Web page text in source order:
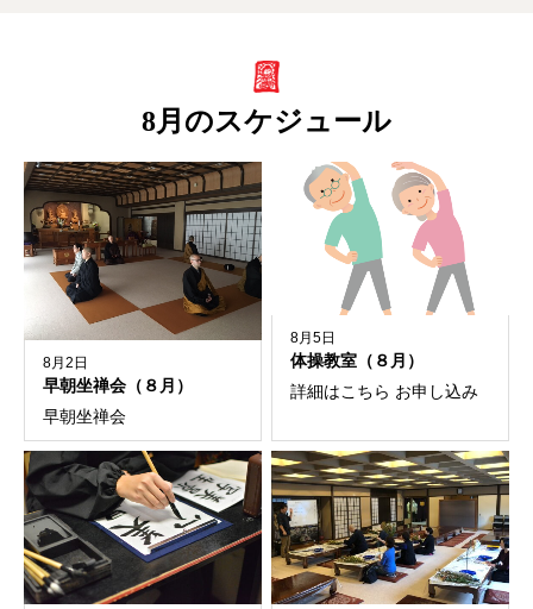
8月のスケジュール
8月2日
早朝坐禅会（８月）
早朝坐禅会
8月5日
体操教室（８月）
詳細はこちら お申し込み